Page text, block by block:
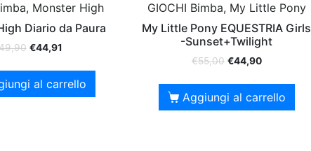
Monster High
Diario da Paura
€44,91
al carrello
GIOCHI Bimba, My Little Pony
My Little Pony EQUESTRIA Girls
-Sunset+Twilight
€55,00 €44,90
Aggiungi al carrello